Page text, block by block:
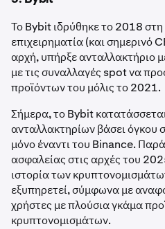
Το Bybit ιδρύθηκε το 2018
επιχειρηματία (και σημερινό
αρχή, υπήρξε ανταλλακτήριο
με τις συναλλαγές spot να
προϊόντων του μόλις το 2021.
Σήμερα, το Bybit
ανταλλακτηρίων βάσει
μόνο έναντι του Binance.
ασφαλείας στις αρχές του
ιστορία των
εξυπηρετεί, σύμφωνα με
χρήστες με πλούσια γκάμα
κρυπτονομισμάτων.